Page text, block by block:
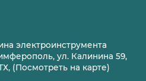
электроинструмента
ул. Калинина 59,
(Посмотреть на карте)